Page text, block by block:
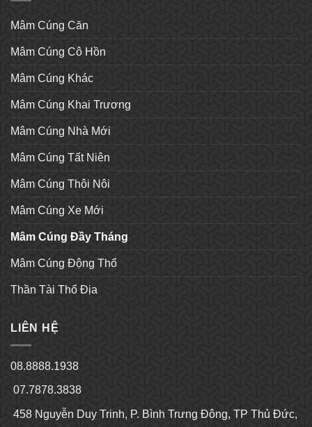
Mâm Cúng Căn
Mâm Cúng Cô Hồn
Mâm Cúng Khác
Mâm Cúng Khai Trương
Mâm Cúng Nhà Mới
Mâm Cúng Tất Niên
Mâm Cúng Thôi Nôi
Mâm Cúng Xe Mới
Mâm Cúng Đầy Tháng
Mâm Cúng Động Thổ
Thần Tài Thổ Địa
LIÊN HỆ
08.8888.1938
07.7878.3838
458 Nguyễn Duy Trinh, P. Bình Trưng Đông, TP Thủ Đức,